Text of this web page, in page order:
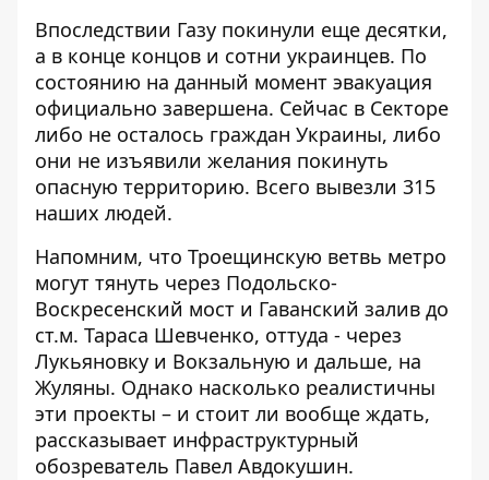
Впоследствии Газу покинули еще десятки,
а в конце концов и сотни украинцев. По
состоянию на данный момент эвакуация
официально завершена. Сейчас в Секторе
либо не осталось граждан Украины, либо
они не изъявили желания покинуть
опасную территорию. Всего вывезли 315
наших людей.
Напомним, что Троещинскую ветвь метро
могут тянуть через Подольско-
Воскресенский мост и Гаванский залив до
ст.м. Тараса Шевченко, оттуда - через
Лукьяновку и Вокзальную и дальше, на
Жуляны. Однако насколько реалистичны
эти проекты – и стоит ли вообще ждать,
рассказывает инфраструктурный
обозреватель Павел Авдокушин.